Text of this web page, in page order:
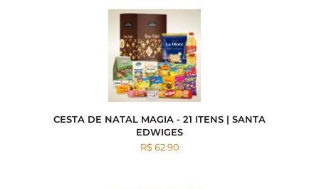
CESTA DE NATAL MAGIA - 21 ITENS | SANTA
EDWIGES
R$ 62.90